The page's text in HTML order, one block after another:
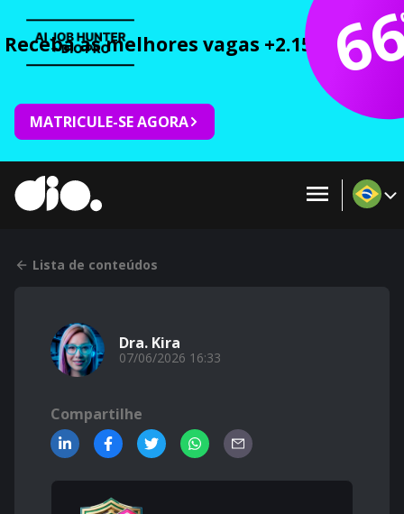
Receba as melhores vagas +2.150 cursos
MATRICULE-SE AGORA
Lista de conteúdos
Dra. Kira
07/06/2026 16:33
Compartilhe